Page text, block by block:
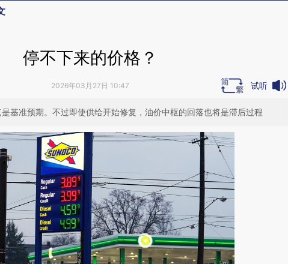
停不下来的价格？
2026年03月27日 10:47 试听
基准预期。不过即使供给开始修复，油价中枢的回落也将是滞后过程